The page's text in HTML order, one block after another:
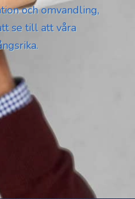
och omvandling,
se till att våra